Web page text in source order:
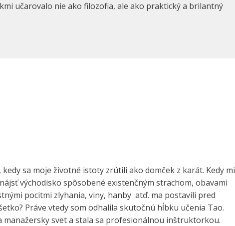
učarovalo nie ako filozofia, ale ako praktický a brilantný
sa moje životné istoty zrútili ako domček z karát. Kedy mi
východisko spôsobené existenčným strachom, obavami
pocitmi zlyhania, viny, hanby atď. ma postavili pred
Práve vtedy som odhalila skutočnú hĺbku učenia Tao.
svet a stala sa profesionálnou inštruktorkou.